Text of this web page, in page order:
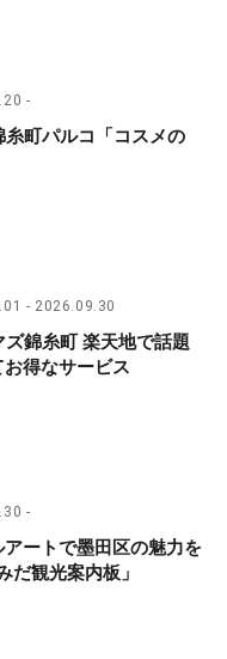
糸町パルコ「コスメの
2026.09.30
錦糸町 楽天地で話題
得なサービス
ートで墨田区の魅力を
だ観光案内板」